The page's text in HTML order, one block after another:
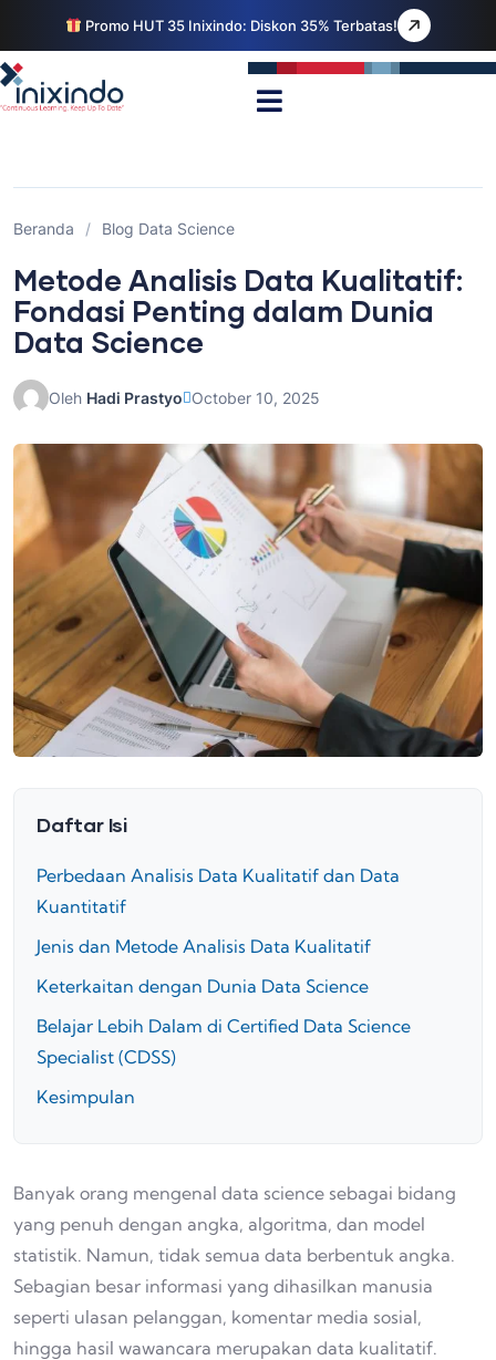
Promo HUT 35 Inixindo: Diskon 35% Terbatas!
Beranda / Blog Data Science
Metode Analisis Data Kualitatif:
Fondasi Penting dalam Dunia
Data Science
Oleh Hadi Prastyo October 10, 2025
Daftar Isi
Perbedaan Analisis Data Kualitatif dan Data
Kuantitatif
Jenis dan Metode Analisis Data Kualitatif
Keterkaitan dengan Dunia Data Science
Belajar Lebih Dalam di Certified Data Science
Specialist (CDSS)
Kesimpulan
Banyak orang mengenal data science sebagai bidang
yang penuh dengan angka, algoritma, dan model
statistik. Namun, tidak semua data berbentuk angka.
Sebagian besar informasi yang dihasilkan manusia
seperti ulasan pelanggan, komentar media sosial,
hingga hasil wawancara merupakan data kualitatif.